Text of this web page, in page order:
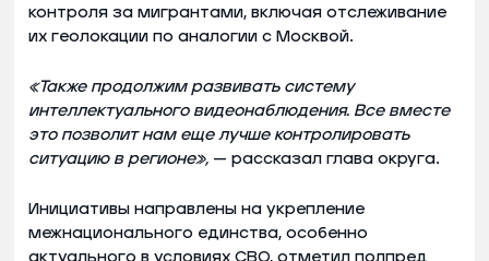
контроля за мигрантами, включая отслеживание
их геолокации по аналогии с Москвой.
«Также продолжим развивать систему
интеллектуального видеонаблюдения. Все вместе
это позволит нам еще лучше контролировать
ситуацию в регионе», — рассказал глава округа.
Инициативы направлены на укрепление
межнационального единства, особенно
актуального в условиях СВО, отметил полпред